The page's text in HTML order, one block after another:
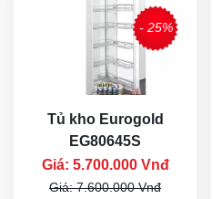
- 25%
Tủ kho Eurogold
EG80645S
Giá: 5.700.000 Vnđ
Giá: 7.600.000 Vnđ